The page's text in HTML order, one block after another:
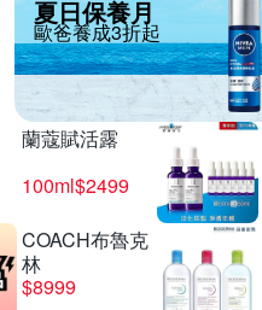
夏日保養月
歐爸養成3折起
蘭蔻賦活露
100ml$2499
COACH布魯克
林
$8999